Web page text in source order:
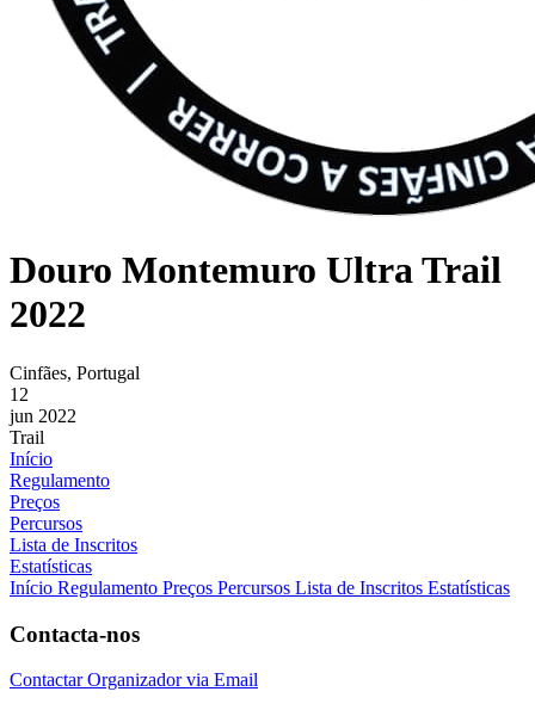
Douro Montemuro Ultra Trail
2022
Cinfães, Portugal
12
jun 2022
Trail
Início
Regulamento
Preços
Percursos
Lista de Inscritos
Estatísticas
Início Regulamento Preços Percursos Lista de Inscritos Estatísticas
Contacta-nos
Contactar Organizador via Email